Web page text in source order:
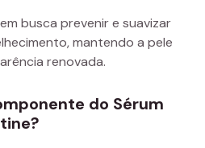
busca prevenir e suavizar
mantendo a pele
renovada.
do Sérum